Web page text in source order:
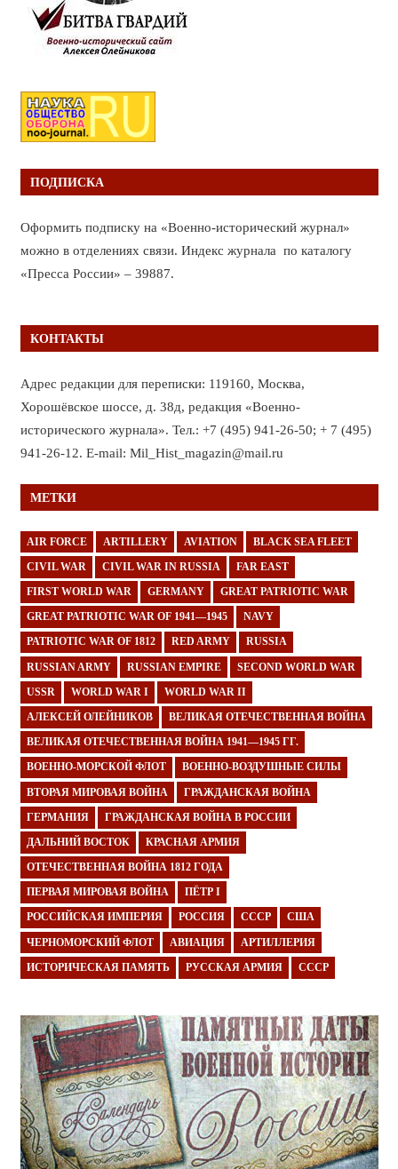
ПОДПИСКА
Оформить подписку на «Военно-исторический журнал»
можно в отделениях связи. Индекс журнала по каталогу
«Пресса России» – 39887.
КОНТАКТЫ
Адрес редакции для переписки: 119160, Москва,
Хорошёвское шоссе, д. 38д, редакция «Военно-
исторического журнала». Тел.: +7 (495) 941-26-50; + 7 (495)
941-26-12. E-mail: Mil_Hist_magazin@mail.ru
МЕТКИ
AIR FORCE ARTILLERY AVIATION BLACK SEA FLEET
CIVIL WAR CIVIL WAR IN RUSSIA FAR EAST
FIRST WORLD WAR GERMANY GREAT PATRIOTIC WAR
GREAT PATRIOTIC WAR OF 1941—1945 NAVY
PATRIOTIC WAR OF 1812 RED ARMY RUSSIA
RUSSIAN ARMY RUSSIAN EMPIRE SECOND WORLD WAR
USSR WORLD WAR I WORLD WAR II
АЛЕКСЕЙ ОЛЕЙНИКОВ ВЕЛИКАЯ ОТЕЧЕСТВЕННАЯ ВОЙНА
ВЕЛИКАЯ ОТЕЧЕСТВЕННАЯ ВОЙНА 1941—1945 ГГ.
ВОЕННО-МОРСКОЙ ФЛОТ ВОЕННО-ВОЗДУШНЫЕ СИЛЫ
ВТОРАЯ МИРОВАЯ ВОЙНА ГРАЖДАНСКАЯ ВОЙНА
ГЕРМАНИЯ ГРАЖДАНСКАЯ ВОЙНА В РОССИИ
ДАЛЬНИЙ ВОСТОК КРАСНАЯ АРМИЯ
ОТЕЧЕСТВЕННАЯ ВОЙНА 1812 ГОДА
ПЕРВАЯ МИРОВАЯ ВОЙНА ПЁТР I
РОССИЙСКАЯ ИМПЕРИЯ РОССИЯ СССР США
ЧЕРНОМОРСКИЙ ФЛОТ АВИАЦИЯ АРТИЛЛЕРИЯ
ИСТОРИЧЕСКАЯ ПАМЯТЬ РУССКАЯ АРМИЯ СССР